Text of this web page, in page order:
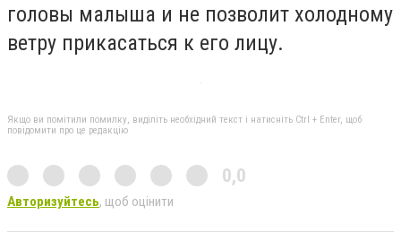
головы малыша и не позволит холодному
ветру прикасаться к его лицу.
Якщо ви помітили помилку, виділіть необхідний текст і натисніть Ctrl + Enter, щоб
повідомити про це редакцію
0,0
Авторизуйтесь, щоб оцінити